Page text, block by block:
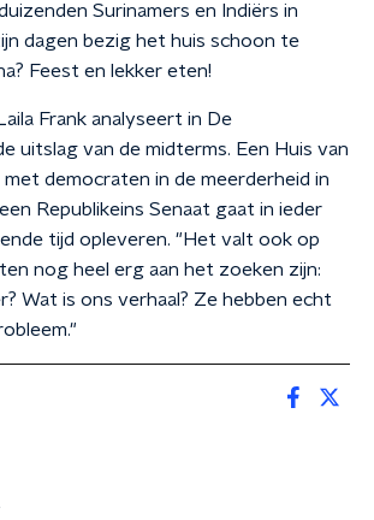
Surinamers en Indiërs in
dagen bezig het huis schoon te
Feest en lekker eten!
Frank analyseert in De
uitslag van de midterms. Een Huis van
democraten in de meerderheid in
Republikeins Senaat gaat in ieder
tijd opleveren. "Het valt ook op
nog heel erg aan het zoeken zijn:
Wat is ons verhaal? Ze hebben echt